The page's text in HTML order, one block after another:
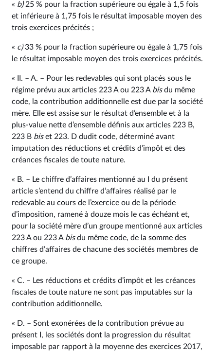
« b)25 % pour la fraction supérieure ou égale à 1,5 fois
et inférieure à 1,75 fois le résultat imposable moyen des
trois exercices précités ;
« c)33 % pour la fraction supérieure ou égale à 1,75 fois
le résultat imposable moyen des trois exercices précités.
« II. – A. – Pour les redevables qui sont placés sous le
régime prévu aux articles 223 A ou 223 A bisdu même
code, la contribution additionnelle est due par la société
mère. Elle est assise sur le résultat d’ensemble et à la
plus-value nette d’ensemble définis aux articles 223 B,
223 B biset 223. D dudit code, déterminé avant
imputation des réductions et crédits d’impôt et des
créances fiscales de toute nature.
« B. – Le chiffre d’affaires mentionné au I du présent
article s’entend du chiffre d’affaires réalisé par le
redevable au cours de l’exercice ou de la période
d’imposition, ramené à douze mois le cas échéant et,
pour la société mère d’un groupe mentionné aux articles
223 A ou 223 A bisdu même code, de la somme des
chiffres d’affaires de chacune des sociétés membres de
ce groupe.
« C. – Les réductions et crédits d’impôt et les créances
fiscales de toute nature ne sont pas imputables sur la
contribution additionnelle.
« D. – Sont exonérées de la contribution prévue au
présent I, les sociétés dont la progression du résultat
imposable par rapport à la moyenne des exercices 2017,